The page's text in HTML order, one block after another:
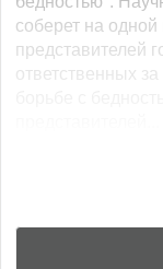
соберет на
представителей
ответственных